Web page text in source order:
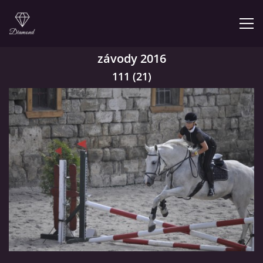
NABÍZÍME
PRODEJNA JEZDECKÝCH POTŘEB
FOTOALBUM
KONTAKT
KONĚ JK MIRA
závody 2016
111 (21)